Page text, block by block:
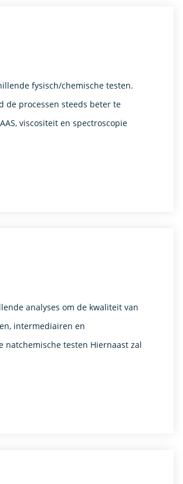
fysisch/chemische testen.
de processen steeds beter te
viscositeit en spectroscopie
analyses om de kwaliteit van
intermediairen en
natchemische testen Hiernaast zal